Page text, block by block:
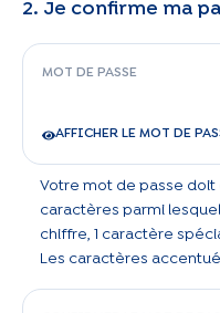
2. Je confirme ma
MOT DE PASSE
AFFICHER LE MOT DE
Votre mot de passe doit
caractères parmi
chiffre, 1 caractère
Les caractères